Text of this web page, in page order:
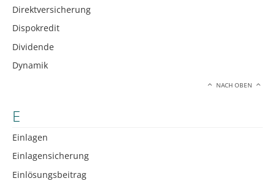
Direktversicherung
Dispokredit
Dividende
Dynamik
NACH OBEN
E
Einlagen
Einlagensicherung
Einlösungsbeitrag